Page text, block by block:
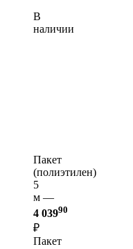
В
наличии
Пакет
(полиэтилен)
5
м —
4 03990
₽
Пакет